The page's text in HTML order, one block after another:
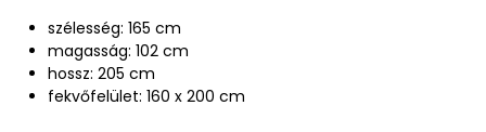
szélesség: 165 cm
magasság: 102 cm
hossz: 205 cm
fekvőfelület: 160 x 200 cm